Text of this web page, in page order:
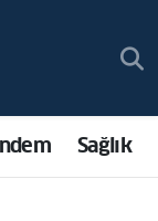
Sağlık